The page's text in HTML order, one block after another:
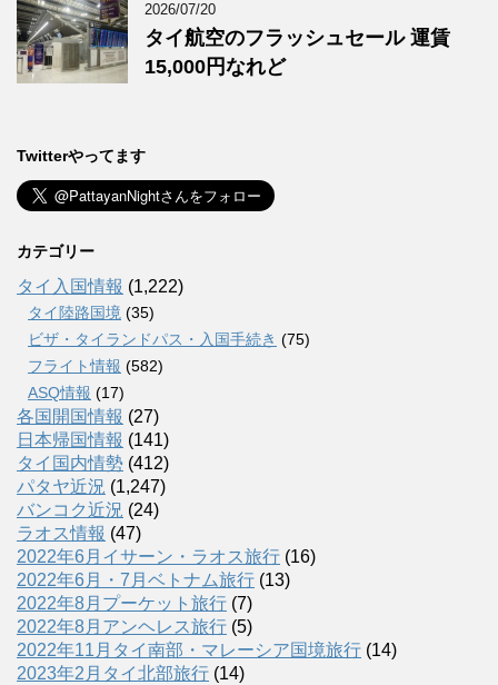
2026/07/20
タイ航空のフラッシュセール 運賃
15,000円なれど
Twitterやってます
カテゴリー
タイ入国情報 (1,222)
タイ陸路国境 (35)
ビザ・タイランドパス・入国手続き (75)
フライト情報 (582)
ASQ情報 (17)
各国開国情報 (27)
日本帰国情報 (141)
タイ国内情勢 (412)
パタヤ近況 (1,247)
バンコク近況 (24)
ラオス情報 (47)
2022年6月イサーン・ラオス旅行 (16)
2022年6月・7月ベトナム旅行 (13)
2022年8月プーケット旅行 (7)
2022年8月アンヘレス旅行 (5)
2022年11月タイ南部・マレーシア国境旅行 (14)
2023年2月タイ北部旅行 (14)